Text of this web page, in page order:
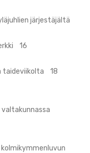
järjestäjältä
16
taideviikolta 18
valtakunnassa
kolmikymmenluvun